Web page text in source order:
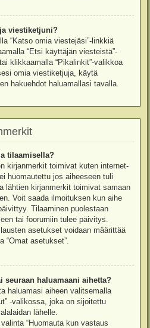
viestiketjuni?
“Katso omia viestejäsi”-linkkiä
“Etsi käyttäjän viesteistä”-
klikkaamalla “Pikalinkit”-valikkoa
omia viestiketjuja, käytä
hakuehdot haluamallasi tavalla.
tilaamisella?
kirjanmerkit toimivat kuten internet-
huomautettu jos aiheeseen tuli
lähtien kirjanmerkit toimivat samaan
Voit saada ilmoituksen kun aihe
Tilaaminen puolestaan
tai foorumiin tulee päivitys.
asetukset voidaan määrittää
asetukset”.
seuraan haluamaani aihetta?
haluamasi aiheen valitsemalla
-valikossa, joka on sijoitettu
lähelle.
“Huomauta kun vastaus